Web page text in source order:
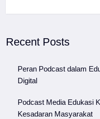
Recent Posts
Peran Podcast dalam
Digital
Podcast Media Edukasi
Kesadaran Masyarakat